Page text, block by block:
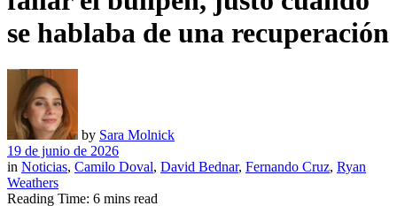
se hablaba de una recuperación
by Sara Molnick
19 de junio de 2026
in Noticias, Camilo Doval, David Bednar, Fernando Cruz, Ryan
Weathers
Reading Time: 6 mins read